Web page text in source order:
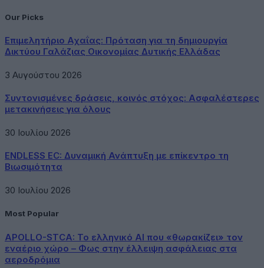
Our Picks
Επιμελητήριο Αχαΐας: Πρόταση για τη δημιουργία
Δικτύου Γαλάζιας Οικονομίας Δυτικής Ελλάδας
3 Αυγούστου 2026
Συντονισμένες δράσεις, κοινός στόχος: Ασφαλέστερες
μετακινήσεις για όλους
30 Ιουλίου 2026
ENDLESS EC: Δυναμική Ανάπτυξη με επίκεντρο τη
Βιωσιμότητα
30 Ιουλίου 2026
Most Popular
APOLLO-STCA: Το ελληνικό AI που «θωρακίζει» τον
εναέριο χώρο – Φως στην έλλειψη ασφάλειας στα
αεροδρόμια